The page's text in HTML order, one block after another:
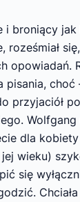
i broniący
roześmiał
opowiadań.
pisania, choć
przyjaciół
Wolfgang
dla
wieku)
się